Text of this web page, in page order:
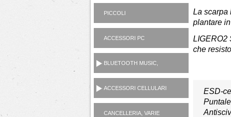
PICCOLI
ELETTRODOMESTICI
ACCESSORI PC
BLUETOOTH MUSIC,
CASSE, CUFFIE,
ACCESSORI CELLULARI
SMARTPHONES
CANCELLERIA, VARIE
La scarpa
plantare
LIGERO2
che
ESD-